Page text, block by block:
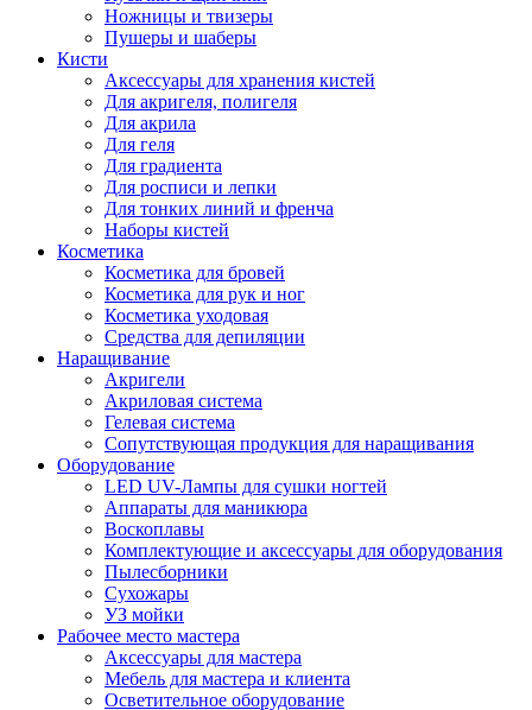
Ножницы и твизеры
Пушеры и шаберы
Кисти
Аксессуары для хранения кистей
Для акригеля, полигеля
Для акрила
Для геля
Для градиента
Для росписи и лепки
Для тонких линий и френча
Наборы кистей
Косметика
Косметика для бровей
Косметика для рук и ног
Косметика уходовая
Средства для депиляции
Наращивание
Акригели
Акриловая система
Гелевая система
Сопутствующая продукция для наращивания
Оборудование
LED UV-Лампы для сушки ногтей
Аппараты для маникюра
Воскоплавы
Комплектующие и аксессуары для оборудования
Пылесборники
Сухожары
УЗ мойки
Рабочее место мастера
Аксессуары для мастера
Мебель для мастера и клиента
Осветительное оборудование